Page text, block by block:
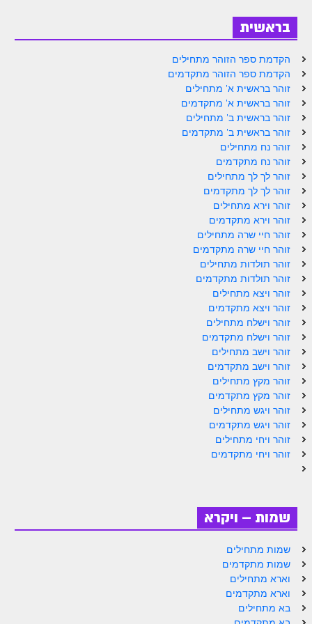
זוהר פנחס למתקדמים
ספר הזוהר – דברים
זוהר ואתחנן למתחילים
זוהר ואתחנן למתקדמים
זוהר הקדוש עקב למתקדמים
זהר שופטים מתחילים
זהר שופטים מתקדמים
זוהר כי תצא מתקדמים
זוהר וילך השקפה
זוהר וילך מתקדמים
שידור חי
תגיות ונושאים
אודות האתר
אודות אתר הזוהר היומי
גדולי ישראל על הזוהר
אפליקציית ספר הזוהר הקדוש
הקדשות על דיסקים
תרומות
בראשית
הקדמת ספר הזוהר מתחילים
הקדמת ספר הזוהר מתקדמים
זוהר בראשית א' מתחילים
זוהר בראשית א' מתקדמים
זוהר בראשית ב' מתחילים
זוהר בראשית ב' מתקדמים
זוהר נח מתחילים
זוהר נח מתקדמים
זוהר לך לך מתחילים
זוהר לך לך מתקדמים
זוהר וירא מתחילים
זוהר וירא מתקדמים
זוהר חיי שרה מתחילים
זוהר חיי שרה מתקדמים
זוהר תולדות מתחילים
זוהר תולדות מתקדמים
זוהר ויצא מתחילים
זוהר ויצא מתקדמים
זוהר וישלח מתחילים
זוהר וישלח מתקדמים
זוהר וישב מתחילים
זוהר וישב מתקדמים
זוהר מקץ מתחילים
זוהר מקץ מתקדמים
זוהר ויגש מתחילים
זוהר ויגש מתקדמים
זוהר ויחי מתחילים
זוהר ויחי מתקדמים
שמות – ויקרא
שמות מתחילים
שמות מתקדמים
וארא מתחילים
וארא מתקדמים
בא מתחילים